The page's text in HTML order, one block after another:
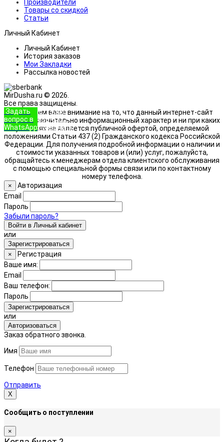
Производители
Товары со скидкой
Статьи
Личный Кабинет
Личный Кабинет
История заказов
Мои Закладки
Рассылка новостей
MirDusha.ru © 2026.
Все права защищены.
Обращаем ваше внимание на то, что данный интернет-сайт
носит исключительно информационный характер и ни при каких
условиях не является публичной офертой, определяемой
положениями Статьи 437 (2) Гражданского кодекса Российской
Федерации. Для получения подробной информации о наличии и
стоимости указанных товаров и (или) услуг, пожалуйста,
обращайтесь к менеджерам отдела клиентского обслуживания
с помощью специальной формы связи или по контактному
номеру телефона.
Задать
вопрос в
WhatsApp
+7 (933)
888-8322
Позвонить
×
Авторизация
Email
Пароль
Забыли пароль?
Войти в Личный кабинет
или
Зарегистрироваться
×
Регистрация
Ваше имя:
Email
Ваш телефон:
Пароль
Зарегистрироваться
или
Авторизоваться
Заказ обратного звонка.
Имя
Телефон
Отправить
Х
Сообщить о поступлении
×